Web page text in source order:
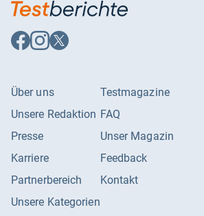
Auf
Facebook
Auf
Instagram
Auf
X
Über uns
Unsere Redaktion
Presse
Karriere
Partnerbereich
Unsere Kategorien
Testmagazine
FAQ
Unser Magazin
Feedback
Kontakt